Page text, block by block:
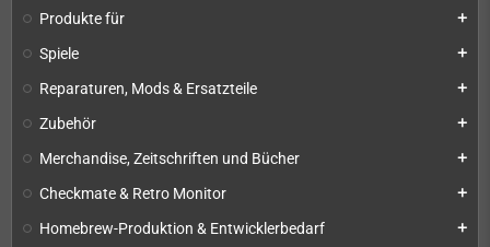
Produkte für add
Spiele add
Reparaturen, Mods & Ersatzteile add
Zubehör add
Merchandise, Zeitschriften und Bücher add
Checkmate & Retro Monitor add
Homebrew-Produktion & Entwicklerbedarf add